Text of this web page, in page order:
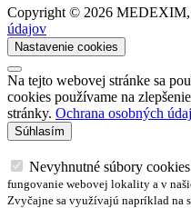
Copyright © 2026 MEDEXIM,
údajov
Nastavenie cookies
Na tejto webovej stránke sa
cookies používame na
stránky. Ochrana osobných
Nevyhnutné súbory cookies
fungovanie webovej lokality a v
Zvyčajne sa využívajú napríklad na